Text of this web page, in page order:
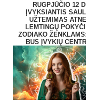
RUGPJŪČIO 12
ĮVYKSIANTIS
UŽTEMIMAS
LEMTINGŲ
ZODIAKO
BUS ĮVYKIŲ